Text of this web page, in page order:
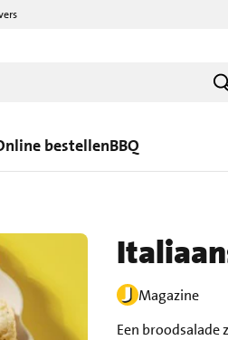
bestellenBBQ
Magazine
Een broodsalade